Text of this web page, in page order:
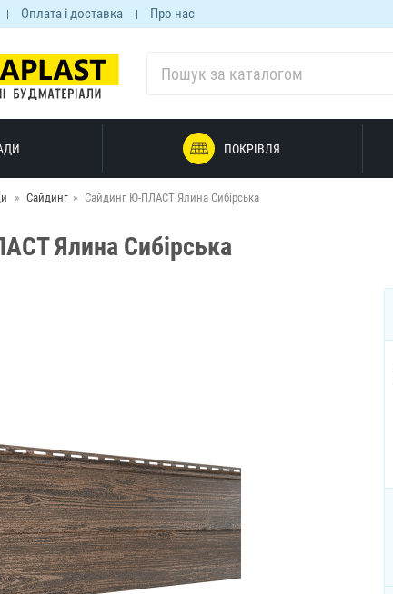
Оплата і доставка Про нас
ПОКРІВЛЯ
Сайдинг Сайдинг Ю-ПЛАСТ Ялина Сибірська
Ялина Сибірська